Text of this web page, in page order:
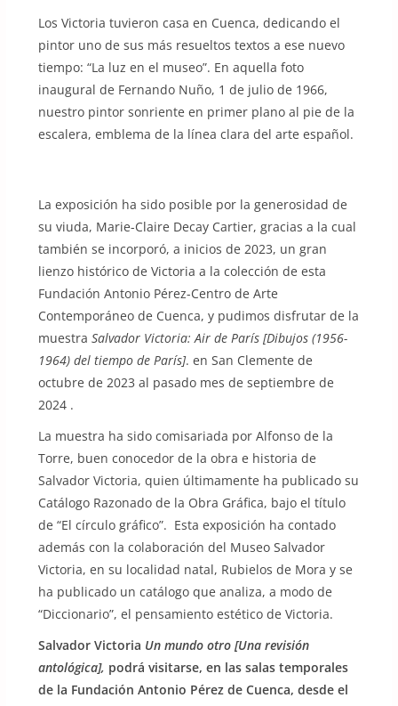
Los Victoria tuvieron casa en Cuenca, dedicando el
pintor uno de sus más resueltos textos a ese nuevo
tiempo: “La luz en el museo”. En aquella foto
inaugural de Fernando Nuño, 1 de julio de 1966,
nuestro pintor sonriente en primer plano al pie de la
escalera, emblema de la línea clara del arte español.
La exposición ha sido posible por la generosidad de
su viuda, Marie-Claire Decay Cartier, gracias a la cual
también se incorporó, a inicios de 2023, un gran
lienzo histórico de Victoria a la colección de esta
Fundación Antonio Pérez-Centro de Arte
Contemporáneo de Cuenca, y pudimos disfrutar de la
muestra Salvador Victoria: Air de París [Dibujos (1956-
1964) del tiempo de París]. en San Clemente de
octubre de 2023 al pasado mes de septiembre de
2024 .
La muestra ha sido comisariada por Alfonso de la
Torre, buen conocedor de la obra e historia de
Salvador Victoria, quien últimamente ha publicado su
Catálogo Razonado de la Obra Gráfica, bajo el título
de “El círculo gráfico”. Esta exposición ha contado
además con la colaboración del Museo Salvador
Victoria, en su localidad natal, Rubielos de Mora y se
ha publicado un catálogo que analiza, a modo de
“Diccionario”, el pensamiento estético de Victoria.
Salvador Victoria Un mundo otro [Una revisión
antológica], podrá visitarse, en las salas temporales
de la Fundación Antonio Pérez de Cuenca, desde el